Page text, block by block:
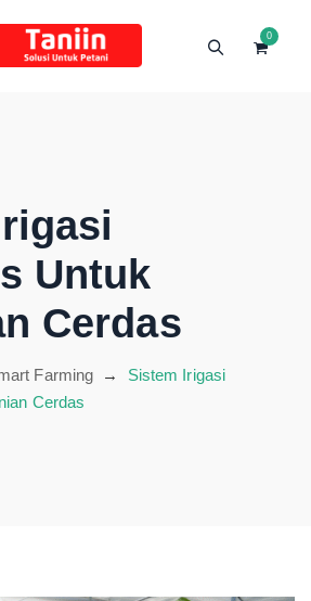
0
Untuk
Cerdas
Farming → Sistem Irigasi
Cerdas